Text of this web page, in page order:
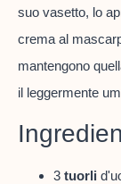
suo vasetto, lo
crema al
mantengono
il leggermente
3 tuorli